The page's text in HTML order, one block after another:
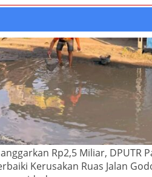
Rp2,5 Miliar, DPUTR
Kerusakan Ruas Jalan